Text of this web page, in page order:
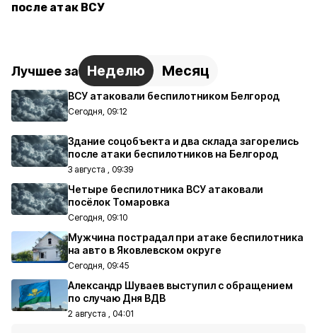
после атак ВСУ
Лучшее за Неделю Месяц
ВСУ атаковали беспилотником Белгород
Сегодня, 09:12
Здание соцобъекта и два склада загорелись
после атаки беспилотников на Белгород
3 августа , 09:39
Четыре беспилотника ВСУ атаковали
посёлок Томаровка
Сегодня, 09:10
Мужчина пострадал при атаке беспилотника
на авто в Яковлевском округе
Сегодня, 09:45
Александр Шуваев выступил с обращением
по случаю Дня ВДВ
2 августа , 04:01